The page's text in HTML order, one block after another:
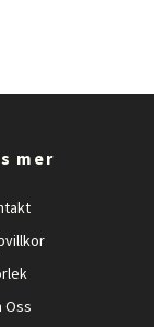
mer
Oss